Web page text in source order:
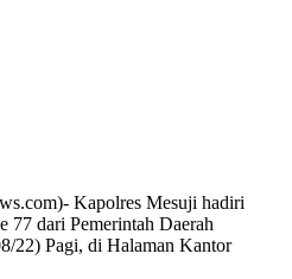
Kapolres Mesuji hadiri
77 dari Pemerintah Daerah
22) Pagi, di Halaman Kantor